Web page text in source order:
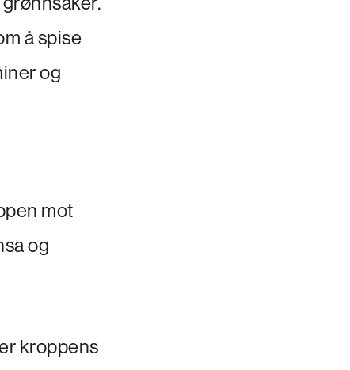
å spise
og
mot
og
kroppens